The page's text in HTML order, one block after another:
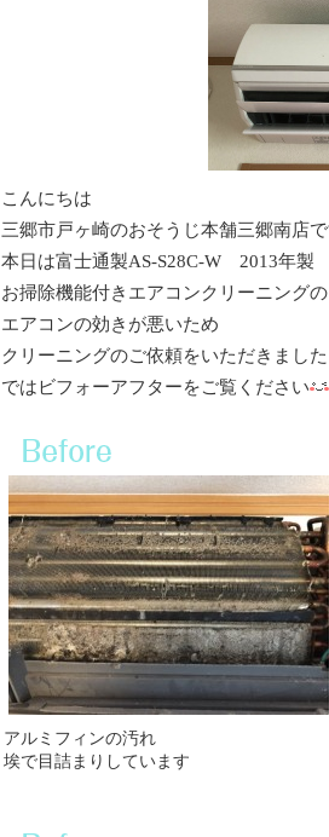
こんにちは
三郷市戸ヶ崎のおそうじ本舗三郷南店
本日は富士通製AS-S28C-W 2013年製
お掃除機能付きエアコンクリーニング
エアコンの効きが悪いため
クリーニングのご依頼をいただきました
ではビフォーアフターをご覧ください
アルミフィンの汚れ
埃で目詰まりしています